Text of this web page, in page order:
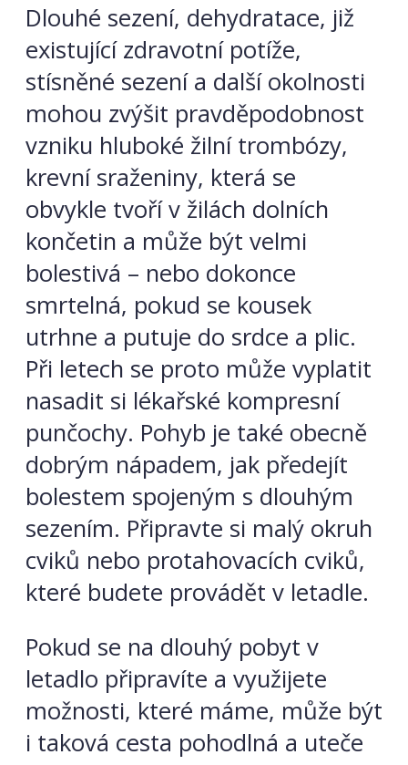
Dlouhé sezení, dehydratace, již
existující zdravotní potíže,
stísněné sezení a další okolnosti
mohou zvýšit pravděpodobnost
vzniku hluboké žilní trombózy,
krevní sraženiny, která se
obvykle tvoří v žilách dolních
končetin a může být velmi
bolestivá – nebo dokonce
smrtelná, pokud se kousek
utrhne a putuje do srdce a plic.
Při letech se proto může vyplatit
nasadit si lékařské kompresní
punčochy. Pohyb je také obecně
dobrým nápadem, jak předejít
bolestem spojeným s dlouhým
sezením. Připravte si malý okruh
cviků nebo protahovacích cviků,
které budete provádět v letadle.
Pokud se na dlouhý pobyt v
letadlo připravíte a využijete
možnosti, které máme, může být
i taková cesta pohodlná a uteče